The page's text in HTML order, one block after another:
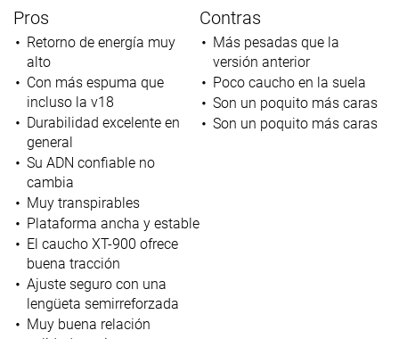
Pros
Retorno de energía muy
alto
Con más espuma que
incluso la v18
Durabilidad excelente en
general
Su ADN confiable no
cambia
Muy transpirables
Plataforma ancha y estable
El caucho XT-900 ofrece
buena tracción
Ajuste seguro con una
lengüeta semirreforzada
Muy buena relación
Contras
Más pesadas que la
versión anterior
Poco caucho en la suela
Son un poquito más caras
Son un poquito más caras